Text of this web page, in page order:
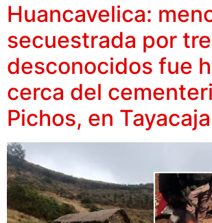
Huancavelica:
secuestrada por
desconocidos fue
cerca del
Pichos, en Tayacaja